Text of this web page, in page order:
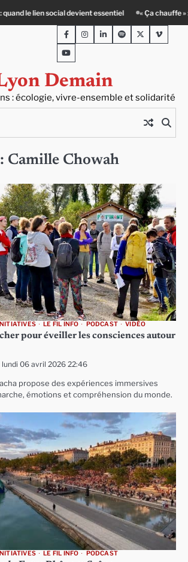
essentiel « Ça chauffe » : des acteurs du
Demain
: écologie, vivre-ensemble et solidarité
FacebookInstagram
LinkedInSpotifyTwitterViméo
Youtube
Camille Chowah
LE FIL INFO PODCAST VIDÉO
pour éveiller les consciences autour
lundi 06 avril 2026 22:46
propose des expériences immersives
émotions et compréhension du monde.
LE FIL INFO PODCAST